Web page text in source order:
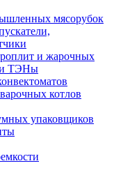
мясорубок
и жарочных
и ТЭНы
котлов
упаковщиков